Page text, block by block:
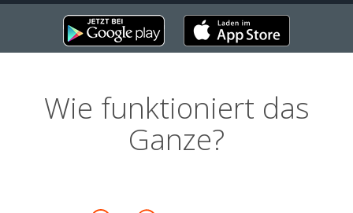
Wie funktioniert das
Ganze?